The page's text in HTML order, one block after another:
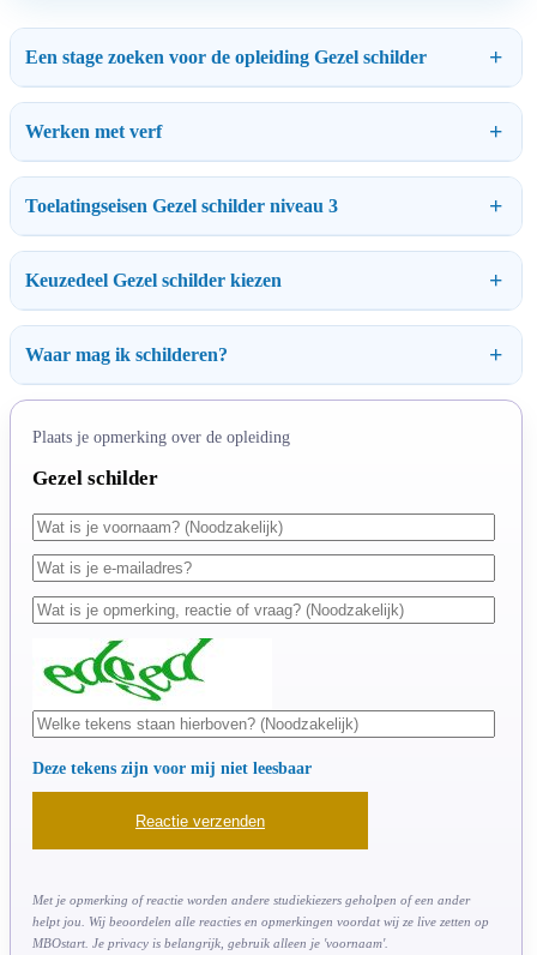
Een stage zoeken voor de opleiding Gezel schilder
Werken met verf
Toelatingseisen Gezel schilder niveau 3
Keuzedeel Gezel schilder kiezen
Waar mag ik schilderen?
Plaats je opmerking over de opleiding
Gezel schilder
Deze tekens zijn voor mij niet leesbaar
Met je opmerking of reactie worden andere studiekiezers geholpen of een ander
helpt jou. Wij beoordelen alle reacties en opmerkingen voordat wij ze live zetten op
MBOstart. Je privacy is belangrijk, gebruik alleen je 'voornaam'.